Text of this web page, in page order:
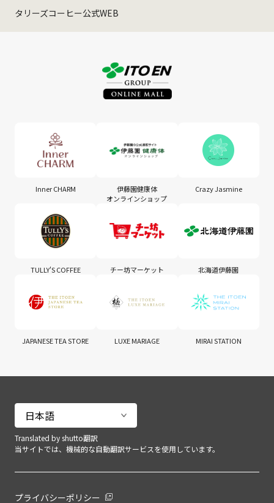
タリーズコーヒー公式WEB
Translated by shutto翻訳
当サイトでは、機械的な自動翻訳サービスを使用しています。
Inner CHARM
伊藤園健康体
オンラインショップ
Crazy Jasmine
TULLY'S COFFEE チー坊マーケット 北海道伊藤園
JAPANESE TEA STORE LUXE MARIAGE MIRAI STATION
プライバシーポリシー